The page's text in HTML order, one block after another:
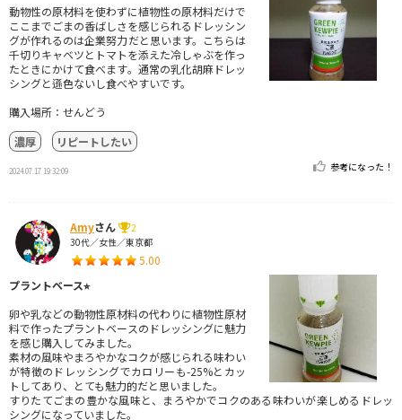
動物性の原材料を使わずに植物性の原材料だけで
ここまでごまの香ばしさを感じられるドレッシン
グが作れるのは企業努力だと思います。こちらは
千切りキャベツとトマトを添えた冷しゃぶを作っ
たときにかけて食べます。通常の乳化胡麻ドレッ
シングと遜色ないし食べやすいです。
購入場所：せんどう
濃厚
リピートしたい
2024.07.17 19:32:09 参考になった！
Amyさん
2
30代／女性／東京都
5.00
プラントベース⭐︎
卵や乳などの動物性原材料の代わりに植物性原材
料で作ったプラントベースのドレッシングに魅力
を感じ購入してみました。
素材の風味やまろやかなコクが感じられる味わい
が特徴のドレッシングでカロリーも-25%とカッ
トしてあり、とても魅力的だと思いました。
すりたてごまの豊かな風味と、まろやかでコクのある味わいが楽しめるドレッ
シングになっていました。